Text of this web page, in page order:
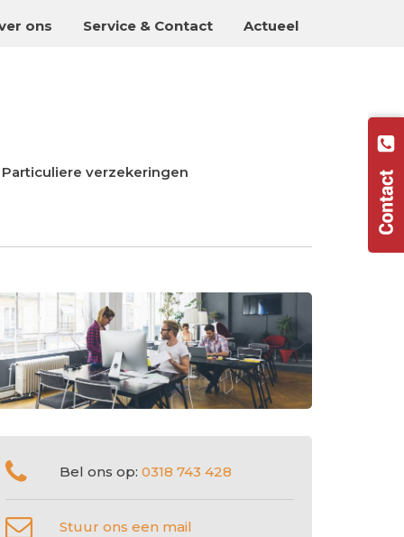
ons Service & Contact Actueel
Particuliere verzekeringen
Bel ons op: 0318 743 428
Stuur ons een mail